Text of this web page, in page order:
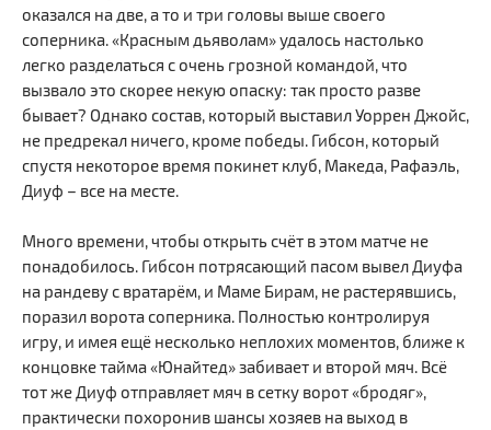
оказался на две, а то и три головы выше своего
соперника. «Красным дьяволам» удалось настолько
легко разделаться с очень грозной командой, что
вызвало это скорее некую опаску: так просто разве
бывает? Однако состав, который выставил Уоррен Джойс,
не предрекал ничего, кроме победы. Гибсон, который
спустя некоторое время покинет клуб, Македа, Рафаэль,
Диуф – все на месте.
Много времени, чтобы открыть счёт в этом матче не
понадобилось. Гибсон потрясающий пасом вывел Диуфа
на рандеву с вратарём, и Маме Бирам, не растерявшись,
поразил ворота соперника. Полностью контролируя
игру, и имея ещё несколько неплохих моментов, ближе к
концовке тайма «Юнайтед» забивает и второй мяч. Всё
тот же Диуф отправляет мяч в сетку ворот «бродяг»,
практически похоронив шансы хозяев на выход в